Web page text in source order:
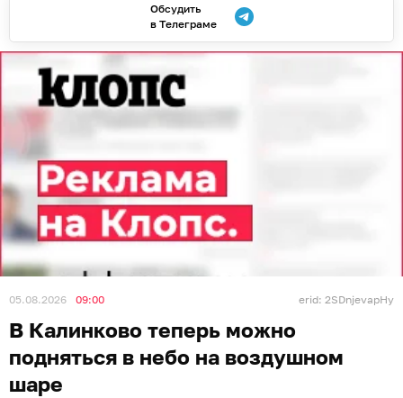
Обсудить
в Телеграме
05.08.2026 09:00 erid: 2SDnjevapHy
В Калинково теперь можно
подняться в небо на воздушном
шаре